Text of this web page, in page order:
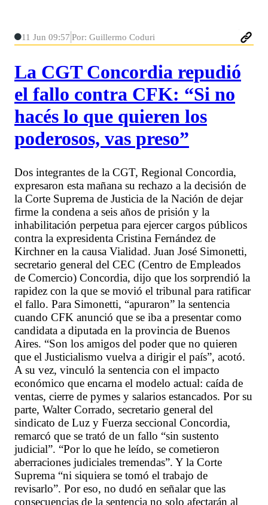
11 Jun 09:57 Por: Guillermo Coduri
La CGT Concordia repudió
el fallo contra CFK: “Si no
hacés lo que quieren los
poderosos, vas preso”
Dos integrantes de la CGT, Regional Concordia,
expresaron esta mañana su rechazo a la decisión de
la Corte Suprema de Justicia de la Nación de dejar
firme la condena a seis años de prisión y la
inhabilitación perpetua para ejercer cargos públicos
contra la expresidenta Cristina Fernández de
Kirchner en la causa Vialidad. Juan José Simonetti,
secretario general del CEC (Centro de Empleados
de Comercio) Concordia, dijo que los sorprendió la
rapidez con la que se movió el tribunal para ratificar
el fallo. Para Simonetti, “apuraron” la sentencia
cuando CFK anunció que se iba a presentar como
candidata a diputada en la provincia de Buenos
Aires. “Son los amigos del poder que no quieren
que el Justicialismo vuelva a dirigir el país”, acotó.
A su vez, vinculó la sentencia con el impacto
económico que encarna el modelo actual: caída de
ventas, cierre de pymes y salarios estancados. Por su
parte, Walter Corrado, secretario general del
sindicato de Luz y Fuerza seccional Concordia,
remarcó que se trató de un fallo “sin sustento
judicial”. “Por lo que he leído, se cometieron
aberraciones judiciales tremendas”. Y la Corte
Suprema “ni siquiera se tomó el trabajo de
revisarlo”. Por eso, no dudó en señalar que las
consecuencias de la sentencia no solo afectarán al